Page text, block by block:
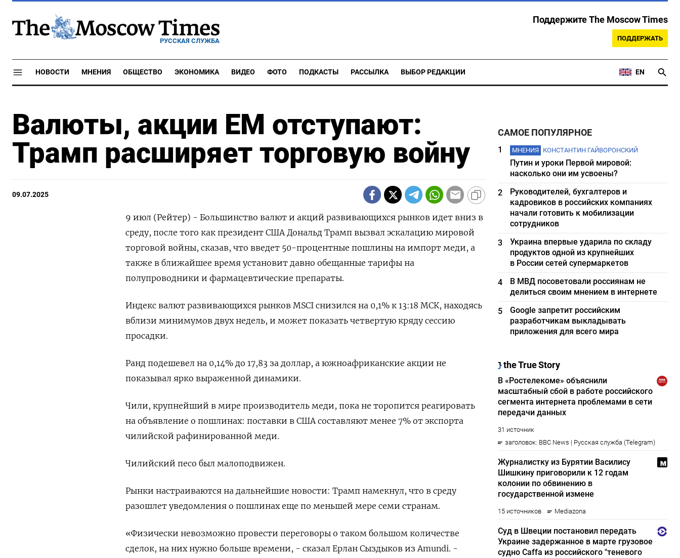
РУССКАЯ СЛУЖБА
Поддержите The Moscow Times
ПОДДЕРЖАТЬ
НОВОСТИ МНЕНИЯ ОБЩЕСТВО ЭКОНОМИКА ВИДЕО ФОТО ПОДКАСТЫ РАССЫЛКА ВЫБОР РЕДАКЦИИ EN
Валюты, акции EM отступают:
Трамп расширяет торговую войну
09.07.2025
9 июл (Рейтер) - Большинство валют и акций развивающихся рынков идет вниз в
среду, после того как президент США Дональд Трамп вызвал эскалацию мировой
торговой войны, сказав, что введет 50-процентные пошлины на импорт меди, а
также в ближайшее время установит давно обещанные тарифы на
полупроводники и фармацевтические препараты.
Индекс валют развивающихся рынков MSCI снизился на 0,1% к 13:18 МСК, находясь
вблизи минимумов двух недель, и может показать четвертую кряду сессию
просадки.
Ранд подешевел на 0,14% до 17,83 за доллар, а южноафриканские акции не
показывал ярко выраженной динамики.
Чили, крупнейший в мире производитель меди, пока не торопится реагировать
на объявление о пошлинах: поставки в США составляют менее 7% от экспорта
чилийской рафинированной меди.
Чилийский песо был малоподвижен.
Рынки настраиваются на дальнейшие новости: Трамп намекнул, что в среду
разошлет уведомления о пошлинах еще по меньшей мере семи странам.
«Физически невозможно провести переговоры о таком большом количестве
сделок, на них нужно больше времени, - сказал Ерлан Сыздыков из Amundi. -
САМОЕ ПОПУЛЯРНОЕ
1 МНЕНИЯ КОНСТАНТИН ГАЙВОРОНСКИЙ
Путин и уроки Первой мировой:
насколько они им усвоены?
2
Руководителей, бухгалтеров и
кадровиков в российских компаниях
начали готовить к мобилизации
сотрудников
3
Украина впервые ударила по складу
продуктов одной из крупнейших
в России сетей супермаркетов
4
В МВД посоветовали россиянам не
делиться своим мнением в интернете
5
Google запретит российским
разработчикам выкладывать
приложения для всего мира